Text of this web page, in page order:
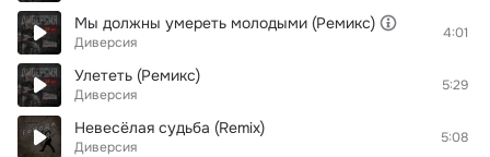
Мы должны умереть молодыми (Ремикс)
Диверсия
4:01
Улететь (Ремикс)
Диверсия
5:29
Невесёлая судьба (Remix)
Диверсия
5:08